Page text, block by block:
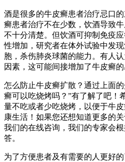
酒是很多的牛皮癣患者治疗忌口
癣患者治疗不在少数，饮酒导致
不十分清楚。但饮酒可抑制免疫
性增加，研究者在体外试验中发
胞，杀伤肺炎球菌的能力。有人
因素，这可能间接增加了牛皮癣的
怎么防止牛皮癣扩散？通过上面
癣可以吃烧烤吗？”有了解了吧！
量不吃或者少吃烧烤，以便于牛
康生活！如果您还想知道更多的
我们的在线咨询，我们的专家会
答。
为了方便患者及有需要的人更好